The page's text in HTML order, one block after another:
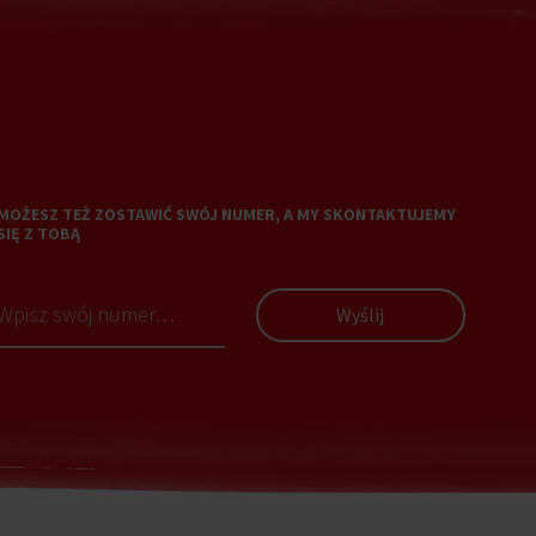
TEŻ ZOSTAWIĆ SWÓJ NUMER, A MY SKONTAKTUJEMY
Z TOBĄ
Wyślij